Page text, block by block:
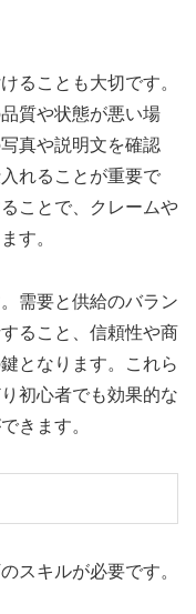
ることも大切です。
質や状態が悪い場
真や説明文を確認
れることが重要で
ことで、クレームや
す。
需要と供給のバラン
ること、信頼性や商
となります。これら
初心者でも効果的な
きます。
スキルが必要です。